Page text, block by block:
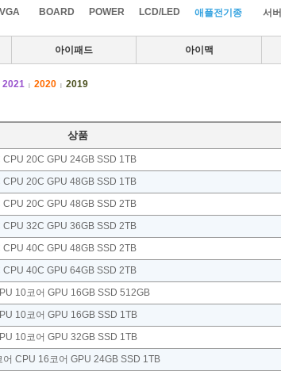
VGA BOARD POWER LCD/LED 애플전기종 서버
아이패드 아이맥
2021 2020 2019
상품
20C GPU 24GB SSD 1TB
20C GPU 48GB SSD 1TB
20C GPU 48GB SSD 2TB
32C GPU 36GB SSD 2TB
40C GPU 48GB SSD 2TB
40C GPU 64GB SSD 2TB
10코어 GPU 16GB SSD 512GB
10코어 GPU 16GB SSD 1TB
10코어 GPU 32GB SSD 1TB
CPU 16코어 GPU 24GB SSD 1TB